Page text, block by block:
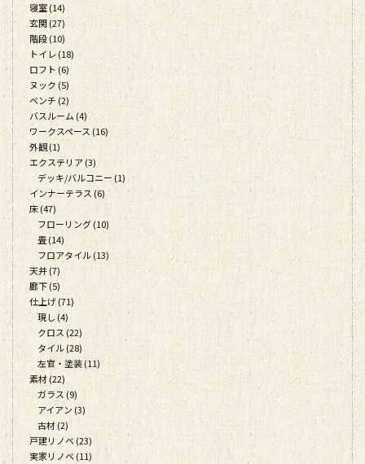
寝室 (14)
玄関 (27)
階段 (10)
トイレ (18)
ロフト (6)
ヌック (5)
ベンチ (2)
バスルーム (4)
ワークスペース (16)
外観 (1)
エクステリア (3)
デッキ/バルコニー (1)
インナーテラス (6)
床 (47)
フローリング (10)
畳 (14)
フロアタイル (13)
天井 (7)
廊下 (5)
仕上げ (71)
現し (4)
クロス (22)
タイル (28)
左官・塗装 (11)
素材 (22)
ガラス (9)
アイアン (3)
古材 (2)
戸建リノベ (23)
実家リノベ (11)